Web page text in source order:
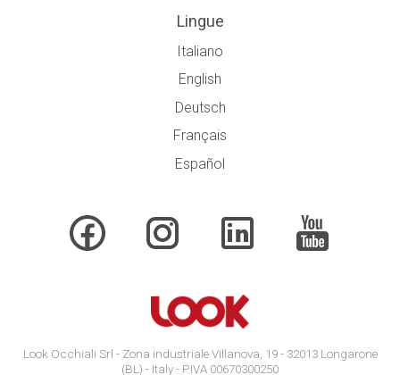
Lingue
Italiano
English
Deutsch
Français
Español
Look Occhiali Srl - Zona industriale Villanova, 19 - 32013 Longarone
(BL) - Italy - P.IVA 00670300250